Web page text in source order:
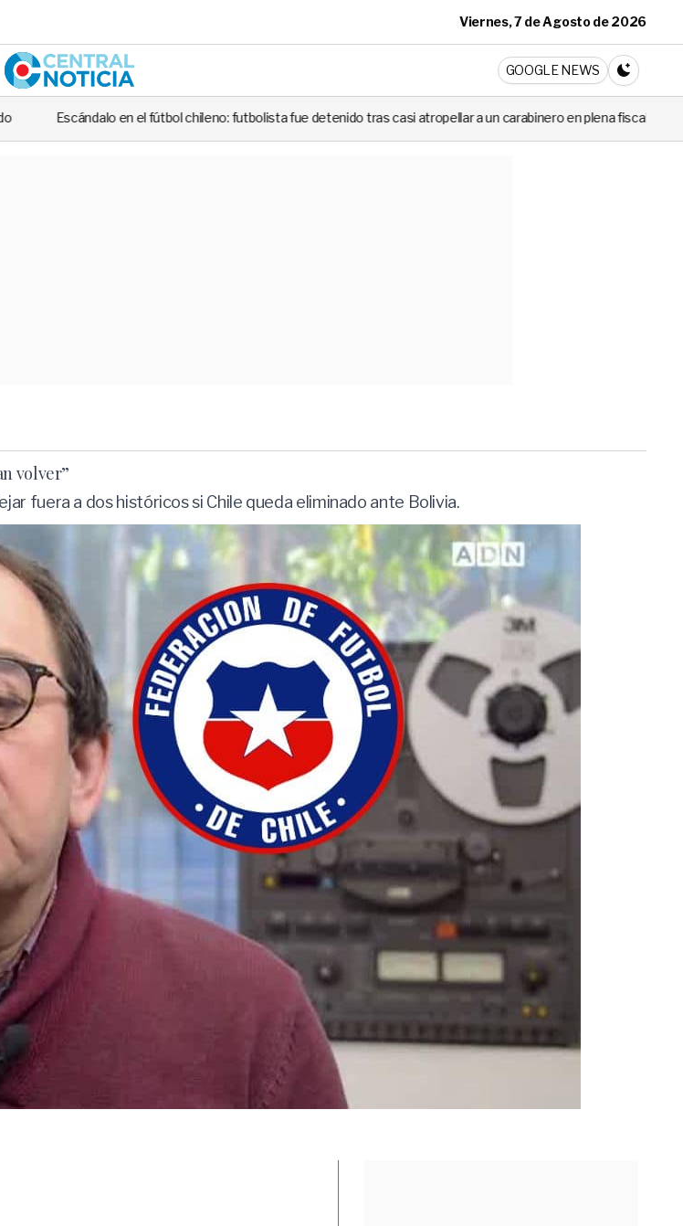
Viernes, 7 de Agosto de 2026
Central Noticia
GOOGLE NEWS
CAMBIA A
fútbol chileno: futbolista fue detenido tras casi atropellar a un carabinero en plena fiscalización Cortes de luz
volver”
fuera a dos históricos si Chile queda eliminado ante Bolivia.